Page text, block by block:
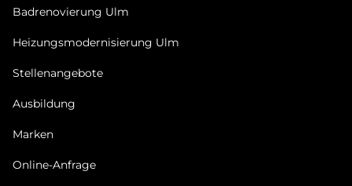
Badrenovierung Ulm
Heizungsmodernisierung Ulm
Stellenangebote
Ausbildung
Marken
Online-Anfrage